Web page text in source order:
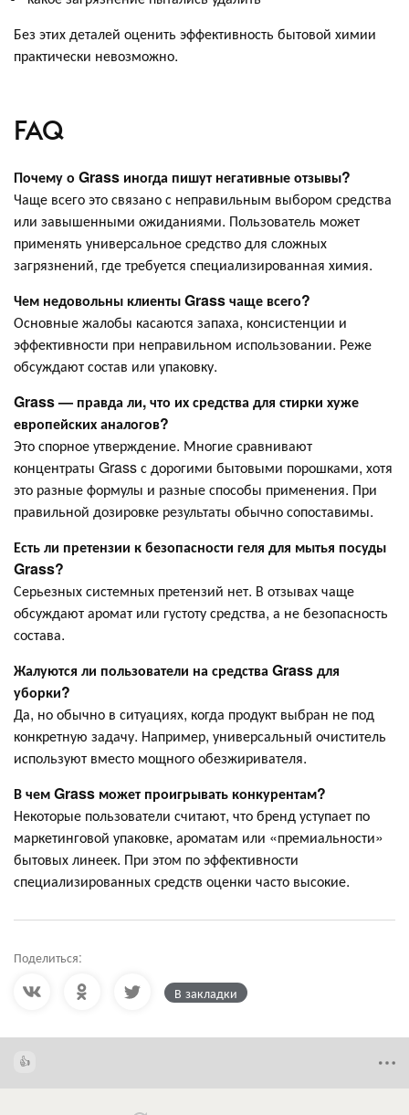
Без этих деталей оценить эффективность бытовой химии
практически невозможно.
FAQ
Почему о Grass иногда пишут негативные отзывы?
Чаще всего это связано с неправильным выбором средства
или завышенными ожиданиями. Пользователь может
применять универсальное средство для сложных
загрязнений, где требуется специализированная химия.
Чем недовольны клиенты Grass чаще всего?
Основные жалобы касаются запаха, консистенции и
эффективности при неправильном использовании. Реже
обсуждают состав или упаковку.
Grass — правда ли, что их средства для стирки хуже
европейских аналогов?
Это спорное утверждение. Многие сравнивают
концентраты Grass с дорогими бытовыми порошками, хотя
это разные формулы и разные способы применения. При
правильной дозировке результаты обычно сопоставимы.
Есть ли претензии к безопасности геля для мытья посуды
Grass?
Серьезных системных претензий нет. В отзывах чаще
обсуждают аромат или густоту средства, а не безопасность
состава.
Жалуются ли пользователи на средства Grass для
уборки?
Да, но обычно в ситуациях, когда продукт выбран не под
конкретную задачу. Например, универсальный очиститель
используют вместо мощного обезжиривателя.
В чем Grass может проигрывать конкурентам?
Некоторые пользователи считают, что бренд уступает по
маркетинговой упаковке, ароматам или «премиальности»
бытовых линеек. При этом по эффективности
специализированных средств оценки часто высокие.
Поделиться:
В закладки